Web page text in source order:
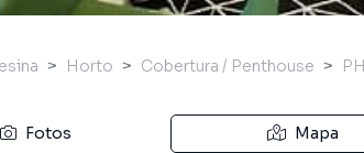
Horto Cobertura / Penthouse
Fotos Mapa